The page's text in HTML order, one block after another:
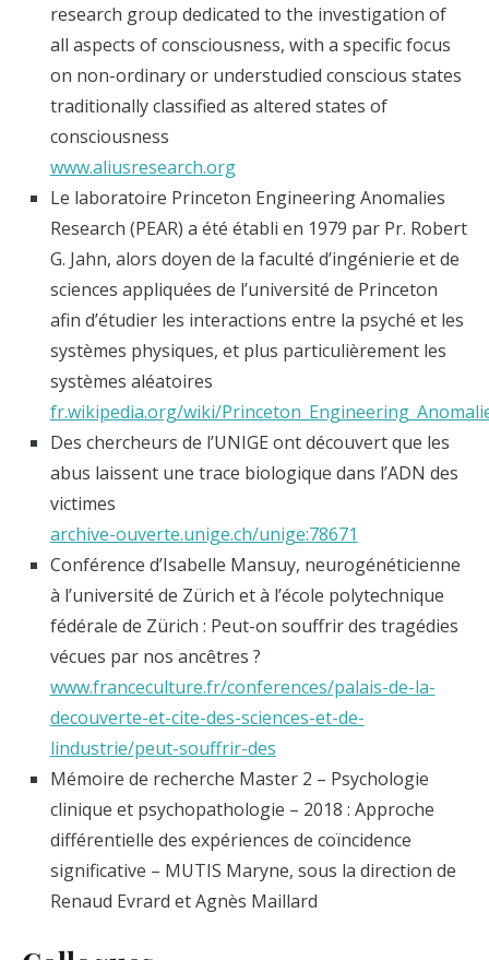
research group dedicated to the investigation of
all aspects of consciousness, with a specific focus
on non-ordinary or understudied conscious states
traditionally classified as altered states of
consciousness
www.aliusresearch.org
Le laboratoire Princeton Engineering Anomalies
Research (PEAR) a été établi en 1979 par Pr. Robert
G. Jahn, alors doyen de la faculté d’ingénierie et de
sciences appliquées de l’université de Princeton
afin d’étudier les interactions entre la psyché et les
systèmes physiques, et plus particulièrement les
systèmes aléatoires
fr.wikipedia.org/wiki/
Des chercheurs de l’UNIGE ont découvert que les
abus laissent une trace biologique dans l’ADN des
victimes
archive-ouverte.unige.ch/unige:78671
Conférence d’Isabelle Mansuy, neurogénéticienne
à l’université de Zürich et à l’école polytechnique
fédérale de Zürich : Peut-on souffrir des tragédies
vécues par nos ancêtres ?
www.franceculture.fr/conferences/palais-de-la-
decouverte-et-cite-des-sciences-et-de-
lindustrie/peut-souffrir-des
Mémoire de recherche Master 2 – Psychologie
clinique et psychopathologie – 2018 : Approche
différentielle des expériences de coïncidence
significative – MUTIS Maryne, sous la direction de
Renaud Evrard et Agnès Maillard